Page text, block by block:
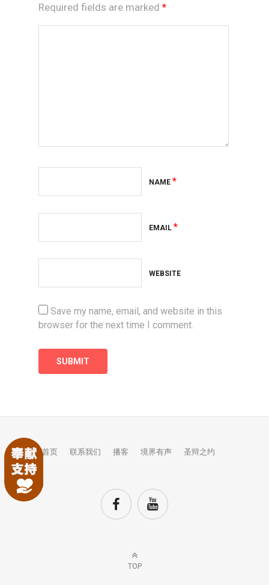
Required fields are marked *
NAME *
EMAIL *
WEBSITE
Save my name, email, and website in this
browser for the next time I comment.
首页 联系我们 播客 境界有声 圣辩之约
TOP